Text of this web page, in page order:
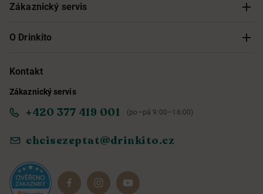
Zákaznický servis
Sledování objednávky
Obchodní podmínky
Ochrana osobních údajů
Reklamace a vrácení
O Drinkito
O nás
Informace o přístupnosti služby
Dárkové sady
Kontakt
Zákaznický servis
+420 377 419 001 (po–pá 9:00–16:00)
chcisezeptat@drinkito.cz